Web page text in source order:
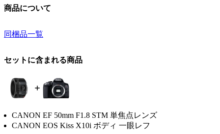
商品について
同梱品一覧
セットに含まれる商品
CANON EF 50mm F1.8 STM 単焦点レンズ
CANON EOS Kiss X10i ボディ 一眼レフ